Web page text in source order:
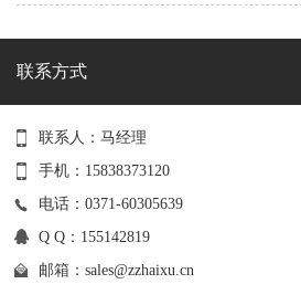
联系方式
联系人：马经理
手机：15838373120
电话：0371-60305639
Q Q：155142819
邮箱： sales@zzhaixu.cn